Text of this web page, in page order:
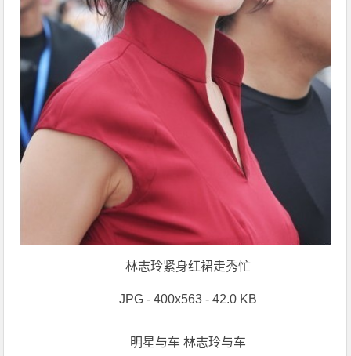
林志玲紧身红裙走秀忙
JPG - 400x563 - 42.0 KB
明星与车 林志玲与车